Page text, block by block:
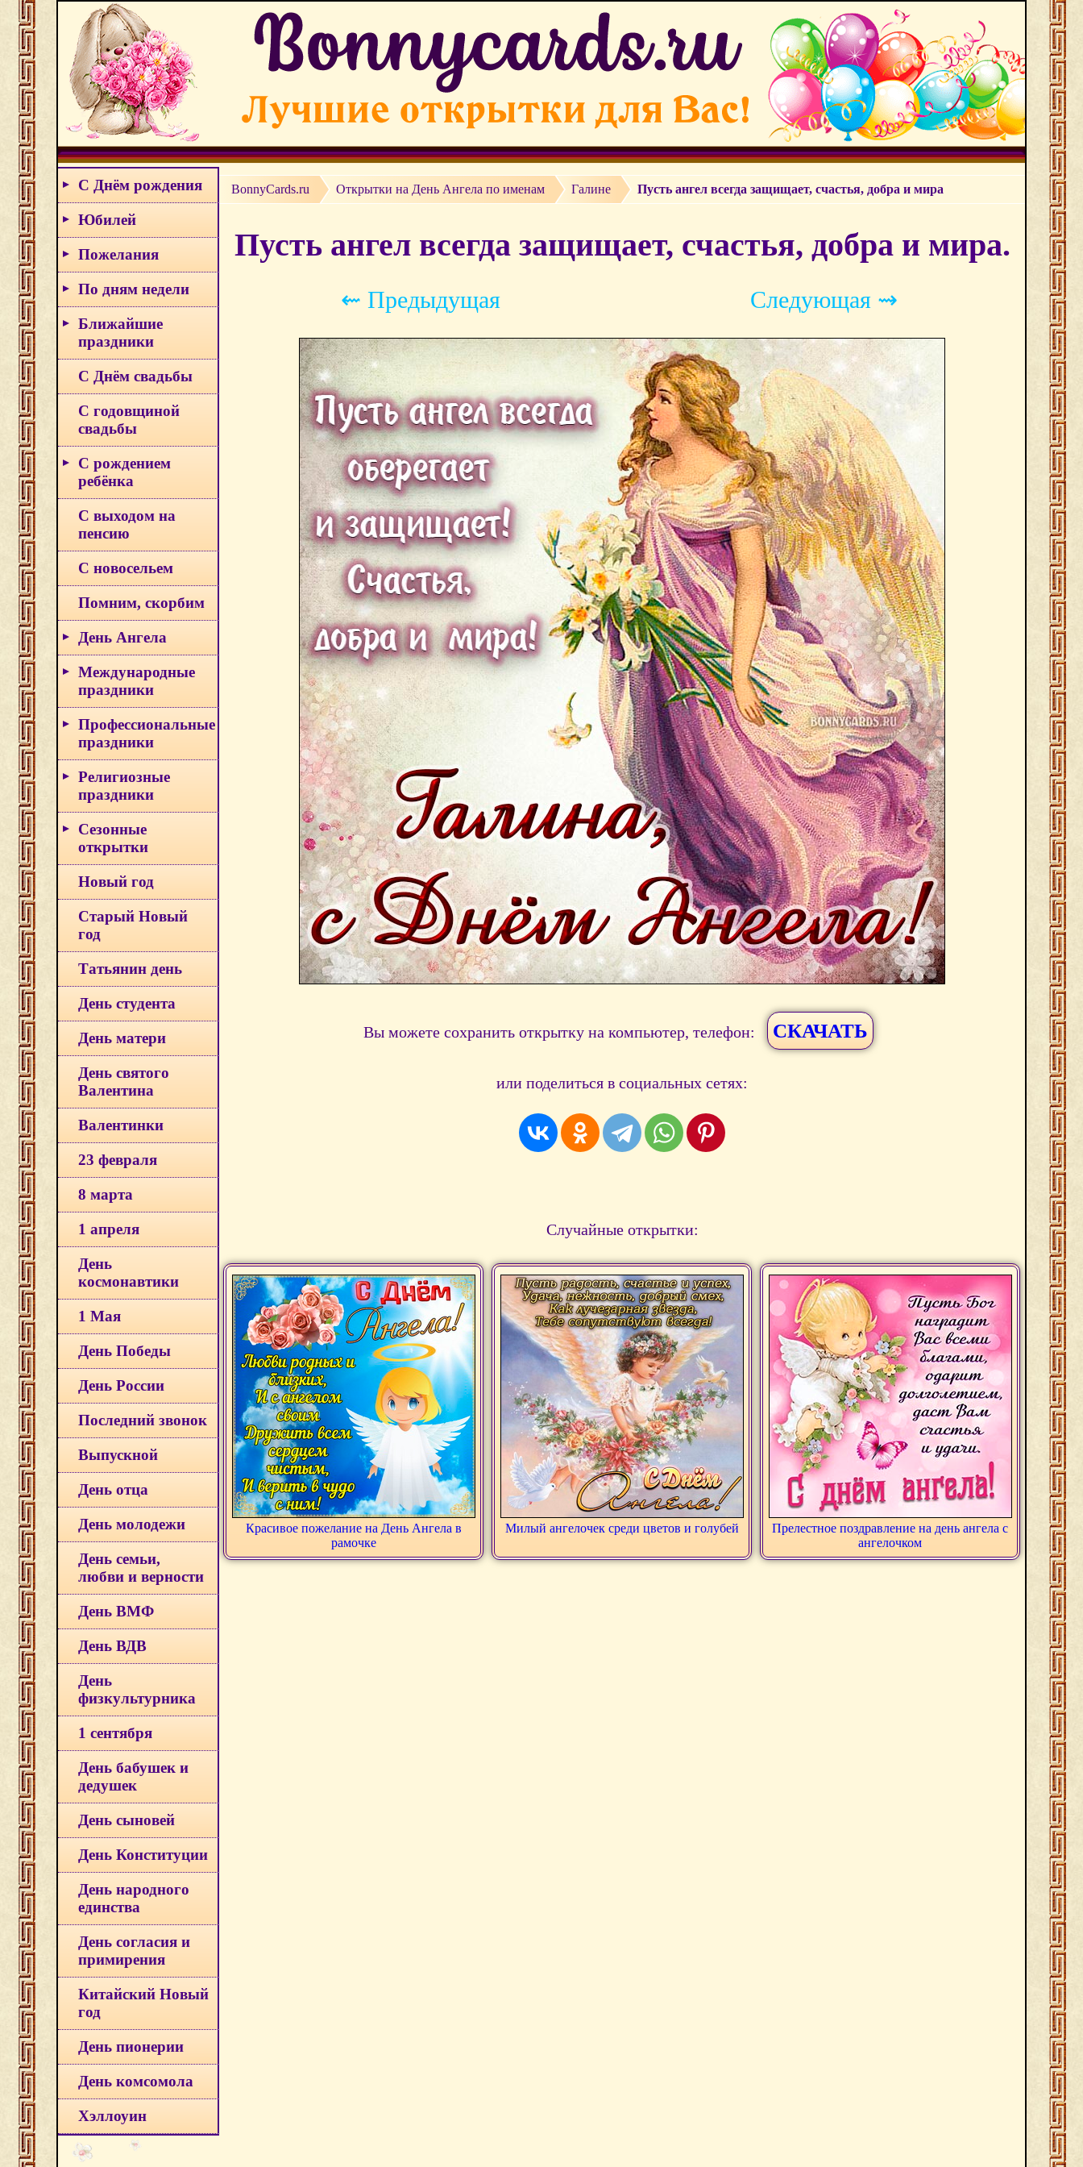
С Днём рождения
Юбилей
Пожелания
По дням недели
Ближайшие
праздники
С Днём свадьбы
С годовщиной
свадьбы
С рождением
ребёнка
С выходом на
пенсию
С новосельем
Помним, скорбим
День Ангела
Международные
праздники
Профессиональные
праздники
Религиозные
праздники
Сезонные
открытки
Новый год
Старый Новый
год
Татьянин день
День студента
День матери
День святого
Валентина
Валентинки
23 февраля
8 марта
1 апреля
День
космонавтики
1 Мая
День Победы
День России
Последний звонок
Выпускной
День отца
День молодежи
День семьи,
любви и верности
День ВМФ
День ВДВ
День
физкультурника
1 сентября
День бабушек и
дедушек
День сыновей
День Конституции
День народного
единства
День согласия и
примирения
Китайский Новый
год
День пионерии
День комсомола
Хэллоуин
BonnyCards.ru Открытки на День Ангела по именам Галине Пусть ангел всегда защищает, счастья, добра и мира
Пусть ангел всегда защищает, счастья, добра и мира.
⇜ Предыдущая Следующая ⇝
Вы можете сохранить открытку на компьютер, телефон: СКАЧАТЬ
или поделиться в социальных сетях:
Случайные открытки:
Красивое пожелание на День Ангела в
рамочке
Милый ангелочек среди цветов и голубей
Прелестное поздравление на день ангела с
ангелочком